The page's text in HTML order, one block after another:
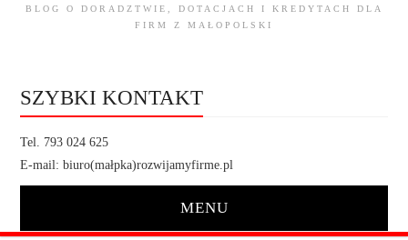
BLOG O DORADZTWIE, DOTACJACH I KREDYTACH DLA
FIRM Z MAŁOPOLSKI
SZYBKI KONTAKT
Tel. 793 024 625
E-mail: biuro(małpka)rozwijamyfirme.pl
MENU